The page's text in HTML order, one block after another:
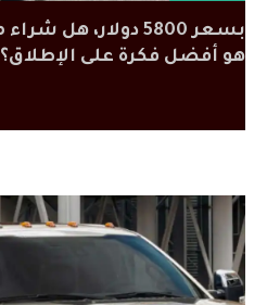
هو أفضل فكرة على الإطلاق؟